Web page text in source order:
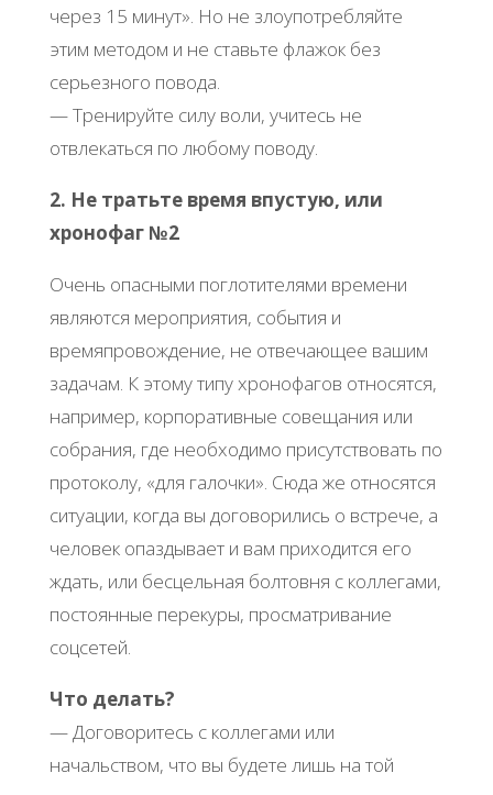
через 15 минут». Но не злоупотребляйте
этим методом и не ставьте флажок без
серьезного повода.
— Тренируйте силу воли, учитесь не
отвлекаться по любому поводу.
2. Не тратьте время впустую, или
хронофаг №2
Очень опасными поглотителями времени
являются мероприятия, события и
времяпровождение, не отвечающее вашим
задачам. К этому типу хронофагов относятся,
например, корпоративные совещания или
собрания, где необходимо присутствовать по
протоколу, «для галочки». Сюда же относятся
ситуации, когда вы договорились о встрече, а
человек опаздывает и вам приходится его
ждать, или бесцельная болтовня с коллегами,
постоянные перекуры, просматривание
соцсетей.
Что делать?
— Договоритесь с коллегами или
начальством, что вы будете лишь на той